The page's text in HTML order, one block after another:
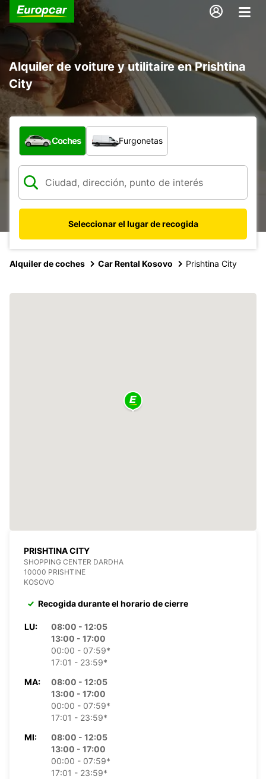
Alquiler de voiture y utilitaire en Prishtina
City
¿Qué tipo de vehículo?
Coches Furgonetas
Seleccionar el lugar de recogida
Alquiler de coches Car Rental Kosovo Prishtina City
PRISHTINA CITY
SHOPPING CENTER DARDHA
10000 PRISHTINE
KOSOVO
Recogida durante el horario de cierre
LU:
08:00 - 12:05
13:00 - 17:00
00:00 - 07:59*
17:01 - 23:59*
MA:
08:00 - 12:05
13:00 - 17:00
00:00 - 07:59*
17:01 - 23:59*
MI:
08:00 - 12:05
13:00 - 17:00
00:00 - 07:59*
17:01 - 23:59*